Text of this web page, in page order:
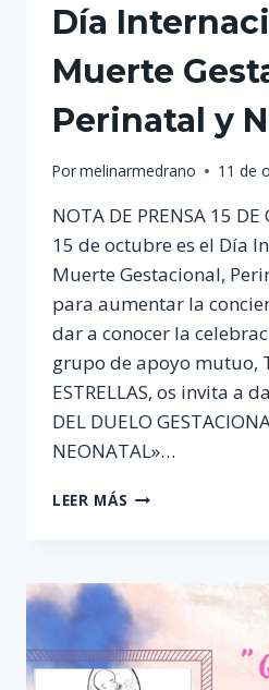
Día
Muerte
Perinatal y
Pormelinarmedrano 11 de
NOTA DE PRENSA 15
15 de octubre es el Día
Muerte Gestacional,
para aumentar la
dar a conocer la
grupo de apoyo mutuo,
ESTRELLAS, os invita a
DEL DUELO
NEONATAL»…
LEER MÁS DÍA
MUERTE
GESTACIONAL,
PERINATAL
Y
NEONATAL